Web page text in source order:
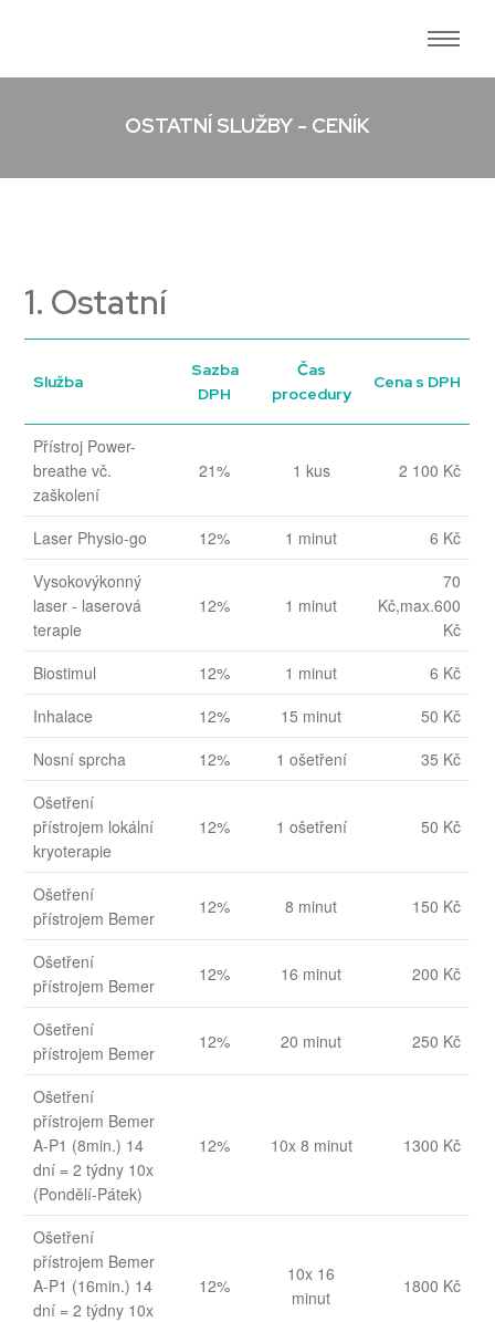
OSTATNÍ SLUŽBY - CENÍK
1. Ostatní
Služba
Sazba
DPH
Čas
procedury
Cena s DPH
Přístroj Power-
breathe vč.
zaškolení
21% 1 kus 2 100 Kč
Laser Physio-go 12% 1 minut
6 Kč
Vysokovýkonný
laser - laserová
terapie
12% 1 minut
70
Kč,max.600
Kč
Biostimul
12% 1 minut
6 Kč
Inhalace
12% 15 minut
50 Kč
Nosní sprcha
12% 1 ošetření
35 Kč
Ošetření
přístrojem lokální
kryoterapie
12% 1 ošetření 50 Kč
Ošetření
přístrojem Bemer
12% 8 minut 150 Kč
Ošetření
přístrojem Bemer
12% 16 minut 200 Kč
Ošetření
přístrojem Bemer
12% 20 minut 250 Kč
Ošetření
přístrojem Bemer
A-P1 (8min.) 14
dní = 2 týdny 10x
(Pondělí-Pátek)
12% 10x 8 minut 1300 Kč
Ošetření
přístrojem Bemer
A-P1 (16min.) 14
dní = 2 týdny 10x
12%
10x 16
minut
1800 Kč